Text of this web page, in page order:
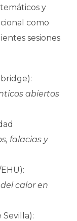
y
como
sesiones
abiertos
falacias y
calor en